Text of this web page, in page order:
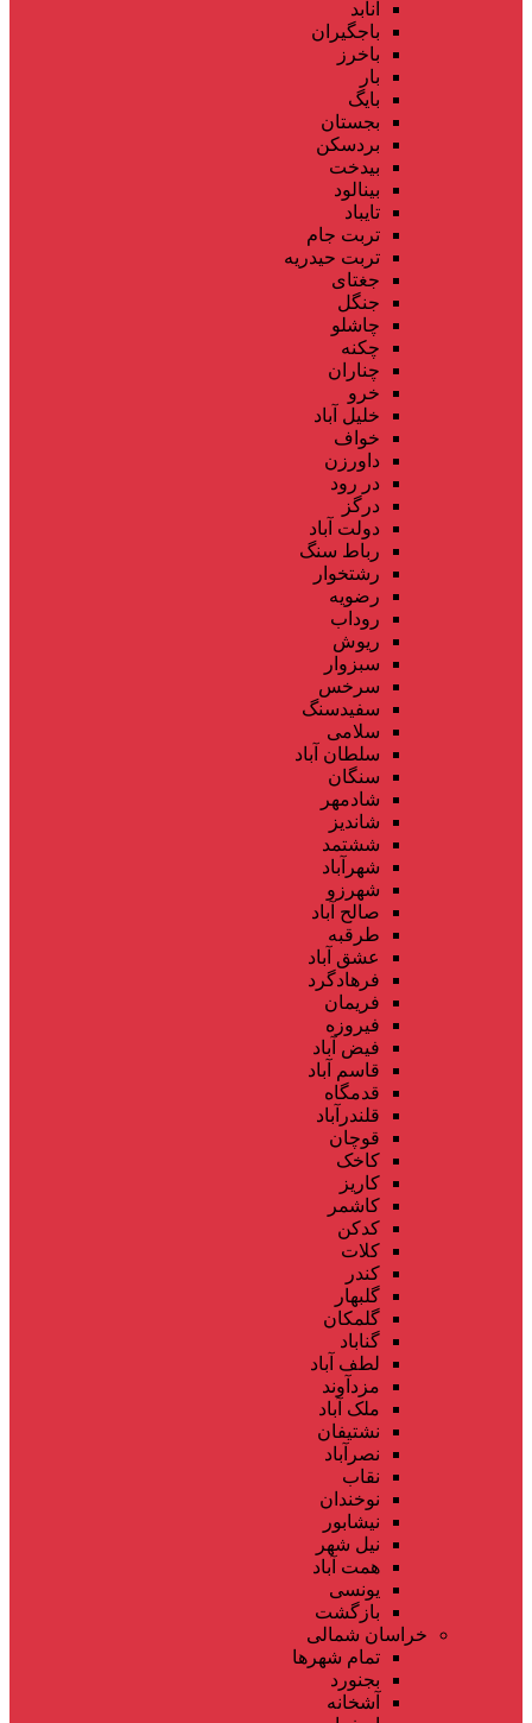
انابد
باجگیران
باخرز
بار
بایگ
بجستان
بردسکن
بیدخت
بینالود
تایباد
تربت جام
تربت حیدریه
جغتای
جنگل
چاشلو
چکنه
چناران
خرو
خلیل آباد
خواف
داورزن
در رود
درگز
دولت آباد
رباط سنگ
رشتخوار
رضویه
روداب
ریوش
سبزوار
سرخس
سفیدسنگ
سلامی
سلطان آباد
سنگان
شادمهر
شاندیز
ششتمد
شهرآباد
شهرزو
صالح آباد
طرقبه
عشق آباد
فرهادگرد
فریمان
فیروزه
فیض آباد
قاسم آباد
قدمگاه
قلندرآباد
قوچان
کاخک
کاریز
کاشمر
کدکن
کلات
کندر
گلبهار
گلمکان
گناباد
لطف آباد
مزدآوند
ملک آباد
نشتیفان
نصرآباد
نقاب
نوخندان
نیشابور
نیل شهر
همت آباد
یونسی
بازگشت
خراسان شمالی
تمام شهر‌ها
بجنورد
آشخانه